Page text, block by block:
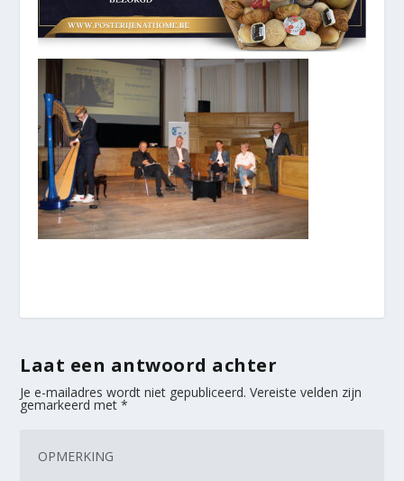
Laat een antwoord achter
Je e-mailadres wordt niet gepubliceerd. Vereiste velden zijn
gemarkeerd met*